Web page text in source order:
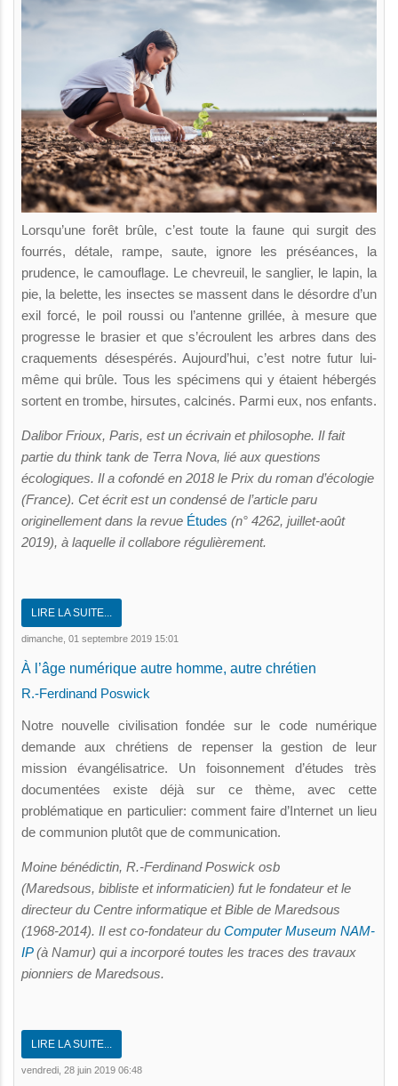
Lorsqu’une forêt brûle, c’est toute la faune qui surgit des
fourrés, détale, rampe, saute, ignore les préséances, la
prudence, le camouflage. Le chevreuil, le sanglier, le lapin, la
pie, la belette, les insectes se massent dans le désordre d’un
exil forcé, le poil roussi ou l’antenne grillée, à mesure que
progresse le brasier et que s’écroulent les arbres dans des
craquements désespérés. Aujourd’hui, c’est notre futur lui-
même qui brûle. Tous les spécimens qui y étaient hébergés
sortent en trombe, hirsutes, calcinés. Parmi eux, nos enfants.
Dalibor Frioux, Paris, est un écrivain et philosophe. Il fait
partie du think tank de Terra Nova, lié aux questions
écologiques. Il a cofondé en 2018 le Prix du roman d’écologie
(France). Cet écrit est un condensé de l’article paru
originellement dans la revue Études (n° 4262, juillet-août
2019), à laquelle il collabore régulièrement.
LIRE LA SUITE...
dimanche, 01 septembre 2019 15:01
À l’âge numérique autre homme, autre chrétien
R.-Ferdinand Poswick
Notre nouvelle civilisation fondée sur le code numérique
demande aux chrétiens de repenser la gestion de leur
mission évangélisatrice. Un foisonnement d’études très
documentées existe déjà sur ce thème, avec cette
problématique en particulier: comment faire d’Internet un lieu
de communion plutôt que de communication.
Moine bénédictin, R.-Ferdinand Poswick osb
(Maredsous, bibliste et informaticien) fut le fondateur et le
directeur du Centre informatique et Bible de Maredsous
(1968-2014). Il est co-fondateur du Computer Museum NAM-
IP(à Namur) qui a incorporé toutes les traces des travaux
pionniers de Maredsous.
LIRE LA SUITE...
vendredi, 28 juin 2019 06:48